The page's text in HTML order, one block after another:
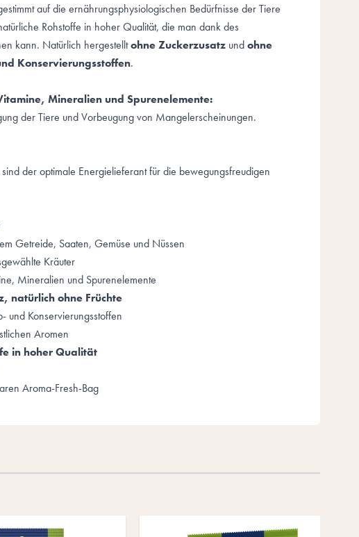
auf die ernährungsphysiologischen Bedürfnisse der Tiere
Rohstoffe in hoher Qualität, die man dank des
kann. Natürlich hergestelltohne Zuckerzusatz undohne
Konservierungsstoffen.
Mineralien und Spurenelemente:
der Tiere und Vorbeugung von Mangelerscheinungen.
der optimale Energielieferant für die bewegungsfreudigen
Getreide, Saaten, Gemüse und Nüssen
Kräuter
Mineralien und Spurenelemente
natürlich ohne Früchte
und Konservierungsstoffen
Aromen
in hoher Qualität
Aroma-Fresh-Bag